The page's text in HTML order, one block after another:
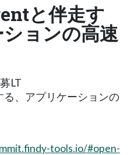
と伴走す
ョンの高速
LT
る、アプリケーションの
tools.io/#open-